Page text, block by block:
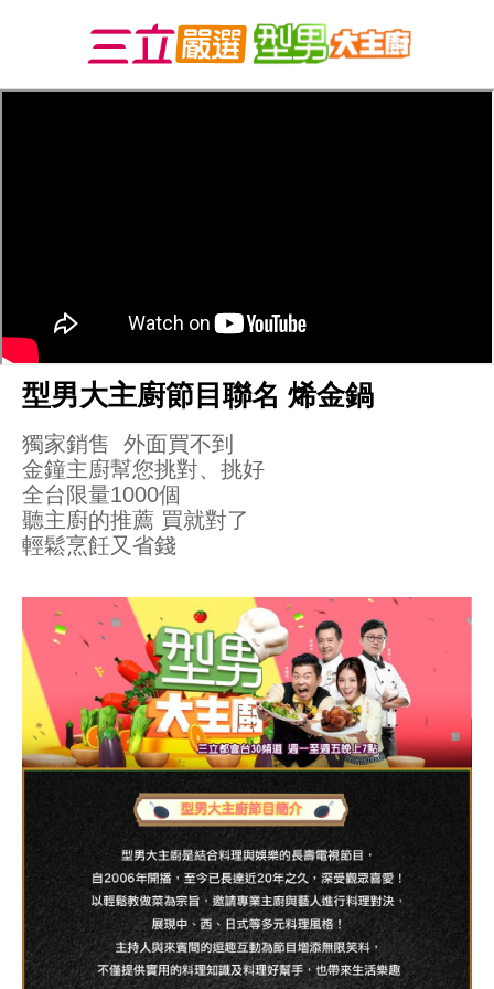
型男大主廚節目聯名 烯金鍋
獨家銷售  外面買不到
金鐘主廚幫您挑對、挑好
全台限量1000個
聽主廚的推薦 買就對了
輕鬆烹飪又省錢